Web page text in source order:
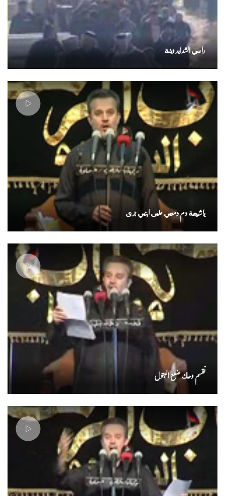
راعي الشدايد وينة
ياشيعة دم دمعي على ابني جرى
نقسم وحك ضلع البتول